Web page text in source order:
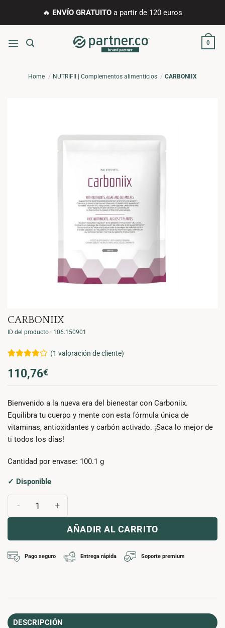
🔥 ENVÍO GRATUITO a partir de 120 euros
0
Home NUTRIFII | Complementos alimenticios CARBONIIX
CARBONIIX
ID del producto : 106.150901
con4 de
de un
cliente
(1 valoración de cliente)
110,76€
Bienvenido a la nueva era del bienestar con Carboniix.
Equilibra tu cuerpo y mente con esta fórmula única de
vitaminas, antioxidantes y carbón activado. ¡Saca lo mejor de
ti todos los días!
Cantidad por envase: 100.1 g
✓ Disponible
AÑADIR AL CARRITO
Pago seguro Entrega rápida Soporte premium
DESCRIPCIÓN